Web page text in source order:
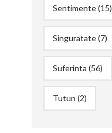
Sentimente(15)
Singuratate(7)
Suferinta (56)
Tutun (2)